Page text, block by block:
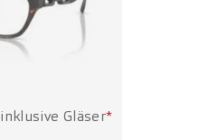
Gläser*